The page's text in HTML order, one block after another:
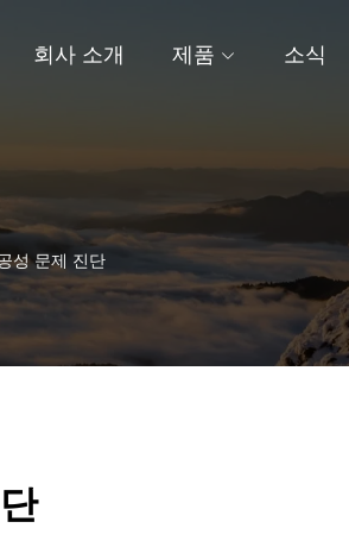
회사 소개 제품 소식
성 문제 진단